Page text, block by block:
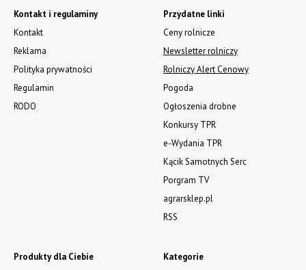
Kontakt i regulaminy
Kontakt
Reklama
Polityka prywatności
Regulamin
RODO
Kategorie
Produkty dla Ciebie
Przydatne linki
Ceny rolnicze
Newsletter rolniczy
Rolniczy Alert Cenowy
Pogoda
Ogłoszenia drobne
Konkursy TPR
e-Wydania TPR
Kącik Samotnych Serc
Porgram TV
agrarsklep.pl
RSS